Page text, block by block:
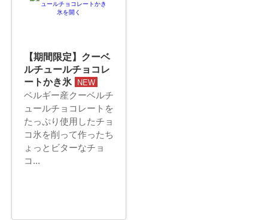
【期間限定】クーベ
ルチュールチョコレ
ートかき氷
NEW
ベルギー産クーベルチ
ュールチョコレートを
たっぷり使用したチョ
コ氷を削って作ったち
ょっとビターなチョ
コ...